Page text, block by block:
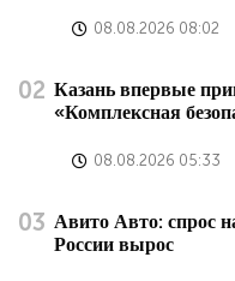
08.08.2026 08:02
Казань впервые
«Комплексная
08.08.2026 05:33
Авито Авто: спрос
России вырос